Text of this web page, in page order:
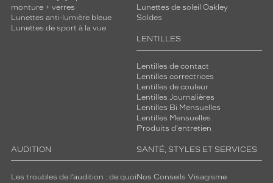
monture + verres
Lunettes anti-lumière bleue
Lunettes de sport à la vue
Lunettes de soleil Oakley
Soldes
LENTILLES
Lentilles de contact
Lentilles correctrices
Lentilles de couleur
Lentilles Journalières
Lentilles Bi Mensuelles
Lentilles Mensuelles
Produits d'entretien
AUDITION
Les troubles de l’audition : de quoi
SANTÉ, STYLES ET SERVICES
Nos Conseils Visagisme